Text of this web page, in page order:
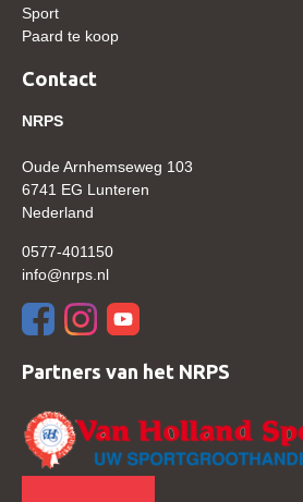
Sport
Paard te koop
Inloggen
CONTACT
REGIO'S
Regio Noord
Bestuur Regio Noord
Bestuur Regio Midden
Regio West
Sport
Paard te koop
Contact
NRPS
Oude Arnhemseweg 103
6741 EG Lunteren
Nederland
0577-401150
info@nrps.nl
Partners van het NRPS